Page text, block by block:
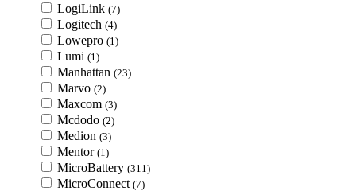
LogiLink (7)
Logitech (4)
Lowepro (1)
Lumi (1)
Manhattan (23)
Marvo (2)
Maxcom (3)
Mcdodo (2)
Medion (3)
Mentor (1)
MicroBattery (311)
MicroConnect (7)